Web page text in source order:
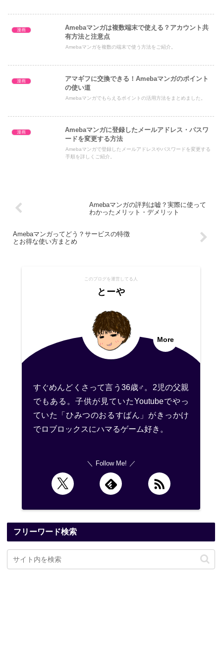
漫画
Amebaマンガは複数端末で使える？アカウント共
有方法と注意点
Amebaマンガを複数の端末で使う方法をご紹介。
漫画
アマギフに交換できる！Amebaマンガのポイント
の使い道
Amebaマンガでもらえるポイントの活用方法をまとめました。
漫画
Amebaマンガに登録したメールアドレス・パスワ
ードを変更する方法
Amebaマンガで登録したメールアドレスやパスワードを変更する
手順を詳しくご紹介。
Amebaマンガの評判は嘘？実際に使って
わかったメリット・デメリット
Amebaマンガってどう？サービスの特徴
とお得な使い方まとめ
このブログを運営してる人
とーや
More
すぐめんどくさって言う36歳♂。2児の父親
でもある。子供が見ていたYoutubeでやっ
ていた「ひみつのおるすばん」がきっかけ
でロブロックスにハマるゲーム好き。
Follow Me!
フリーワード検索